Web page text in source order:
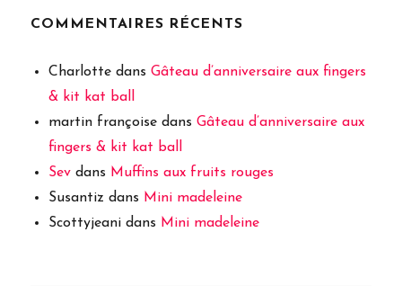
COMMENTAIRES RÉCENTS
Charlotte dansGâteau d’anniversaire aux fingers
& kit kat ball
martin françoise dansGâteau d’anniversaire aux
fingers & kit kat ball
Sev dans Muffins aux fruits rouges
Susantiz dans Mini madeleine
Scottyjeani dans Mini madeleine